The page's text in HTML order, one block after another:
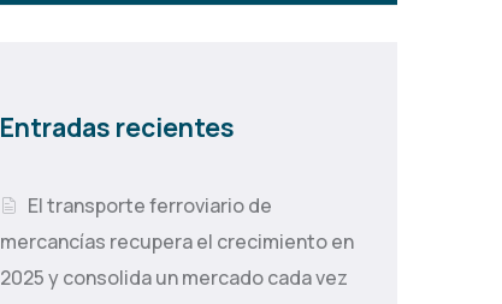
Entradas recientes
El transporte ferroviario de
mercancías recupera el crecimiento en
2025 y consolida un mercado cada vez